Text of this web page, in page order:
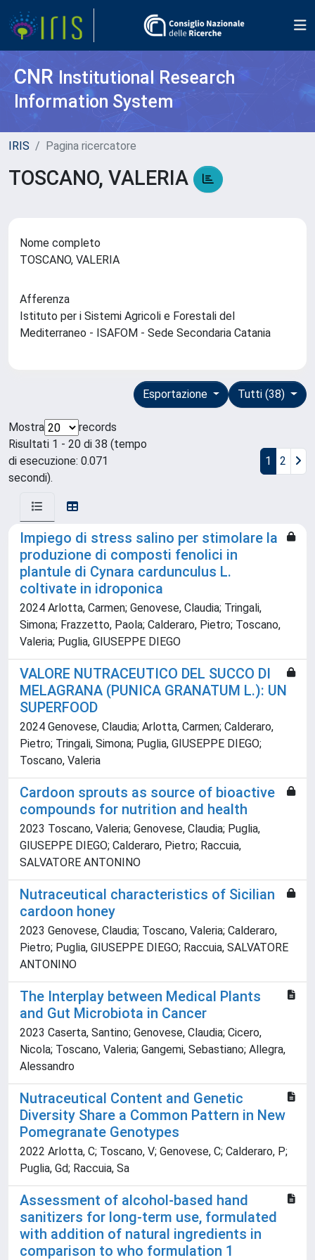
CNR Institutional Research
Information System
IRIS Pagina ricercatore
TOSCANO, VALERIA
Nome completo
TOSCANO, VALERIA
Afferenza
Istituto per i Sistemi Agricoli e Forestali del
Mediterraneo - ISAFOM - Sede Secondaria Catania
Tutti (38)
Esportazione
Mostra
records
Risultati 1 - 20 di 38 (tempo
di esecuzione: 0.071
secondi).
1 2
Impiego di stress salino per stimolare la
produzione di composti fenolici in
plantule di Cynara cardunculus L.
coltivate in idroponica
2024 Arlotta, Carmen; Genovese, Claudia; Tringali,
Simona; Frazzetto, Paola; Calderaro, Pietro; Toscano,
Valeria; Puglia, GIUSEPPE DIEGO
VALORE NUTRACEUTICO DEL SUCCO DI
MELAGRANA (PUNICA GRANATUM L.): UN
SUPERFOOD
2024 Genovese, Claudia; Arlotta, Carmen; Calderaro,
Pietro; Tringali, Simona; Puglia, GIUSEPPE DIEGO;
Toscano, Valeria
Cardoon sprouts as source of bioactive
compounds for nutrition and health
2023 Toscano, Valeria; Genovese, Claudia; Puglia,
GIUSEPPE DIEGO; Calderaro, Pietro; Raccuia,
SALVATORE ANTONINO
Nutraceutical characteristics of Sicilian
cardoon honey
2023 Genovese, Claudia; Toscano, Valeria; Calderaro,
Pietro; Puglia, GIUSEPPE DIEGO; Raccuia, SALVATORE
ANTONINO
The Interplay between Medical Plants
and Gut Microbiota in Cancer
2023 Caserta, Santino; Genovese, Claudia; Cicero,
Nicola; Toscano, Valeria; Gangemi, Sebastiano; Allegra,
Alessandro
Nutraceutical Content and Genetic
Diversity Share a Common Pattern in New
Pomegranate Genotypes
2022 Arlotta, C; Toscano, V; Genovese, C; Calderaro, P;
Puglia, Gd; Raccuia, Sa
Assessment of alcohol-based hand
sanitizers for long-term use, formulated
with addition of natural ingredients in
comparison to who formulation 1